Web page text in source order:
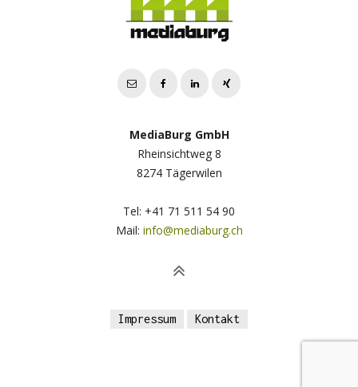
MediaBurg GmbH
Rheinsichtweg 8
8274 Tägerwilen
Tel: +41 71 511 54 90
Mail: info@mediaburg.ch
Impressum Kontakt